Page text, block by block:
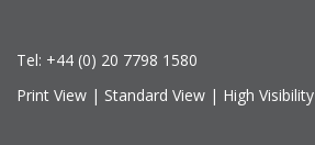
Tel: +44 (0) 20 7798 1580
Print View | Standard View | High Visibility